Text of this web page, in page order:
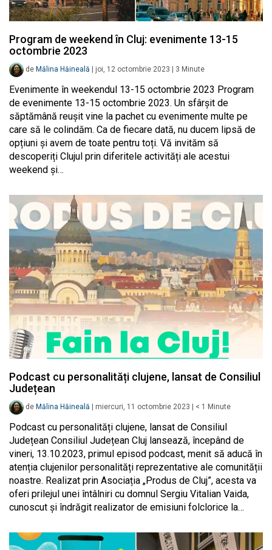
Program de weekend în Cluj: evenimente 13-15
octombrie 2023
de Mălina Hăineală joi, 12 octombrie 2023 3 Minute
Evenimente în weekendul 13-15 octombrie 2023 Program
de evenimente 13-15 octombrie 2023. Un sfârșit de
săptămână reușit vine la pachet cu evenimente multe pe
care să le colindăm. Ca de fiecare dată, nu ducem lipsă de
opțiuni și avem de toate pentru toți. Vă invităm să
descoperiți Clujul prin diferitele activități ale acestui
weekend și…
Podcast cu personalități clujene, lansat de Consiliul
Județean
de Mălina Hăineală miercuri, 11 octombrie 2023 < 1 Minute
Podcast cu personalități clujene, lansat de Consiliul
Județean Consiliul Județean Cluj lansează, începând de
vineri, 13.10.2023, primul episod podcast, menit să aducă în
atenția clujenilor personalități reprezentative ale comunității
noastre. Realizat prin Asociația „Produs de Cluj”, acesta va
oferi prilejul unei întâlniri cu domnul Sergiu Vitalian Vaida,
cunoscut și îndrăgit realizator de emisiuni folclorice la…